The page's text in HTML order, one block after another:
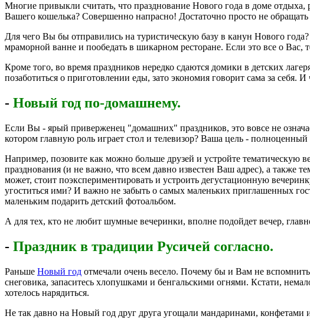
Многие привыкли считать, что празднование Нового года в доме
Вашего кошелька? Совершенно напрасно! Достаточно просто не
Для чего Вы бы отправились на туристическую базу в канун Нового
мраморной ванне и пообедать в шикарном ресторане. Если это все о Вас,
Кроме того, во время праздников нередко сдаются домики в детских
позаботиться о приготовлении еды, зато экономия говорит сама за
- Новый год по-домашнему.
Если Вы - ярый приверженец "домашних" праздников, это вовсе не
котором главную роль играет стол и телевизор? Ваша цель -
Например, позовите как можно больше друзей и устройте тематическую
празднования (и не важно, что всем давно известен Ваш адрес), а также
может, стоит поэкспериментировать и устроить дегустационную
угоститься ими? И важно не забыть о самых маленьких приглашенных
маленьким подарить детский фотоальбом.
А для тех, кто не любит шумные вечеринки, вполне подойдет вечер,
- Праздник в традиции Русичей согласно.
Раньше Новый год отмечали очень весело. Почему бы и Вам не
снеговика, запаситесь хлопушками и бенгальскими огнями. Кстати,
хотелось нарядиться.
Не так давно на Новый год друг друга угощали мандаринами, конфетами